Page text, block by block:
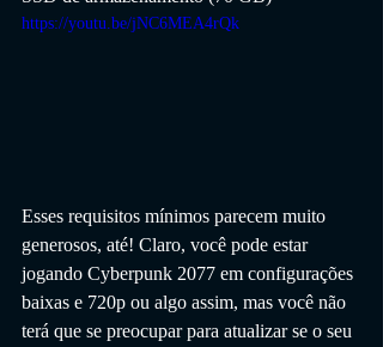
https://youtu.be/jNC6MEA4rQk
Esses requisitos mínimos parecem muito
generosos, até! Claro, você pode estar
jogando Cyberpunk 2077 em configurações
baixas e 720p ou algo assim, mas você não
terá que se preocupar para atualizar se o seu